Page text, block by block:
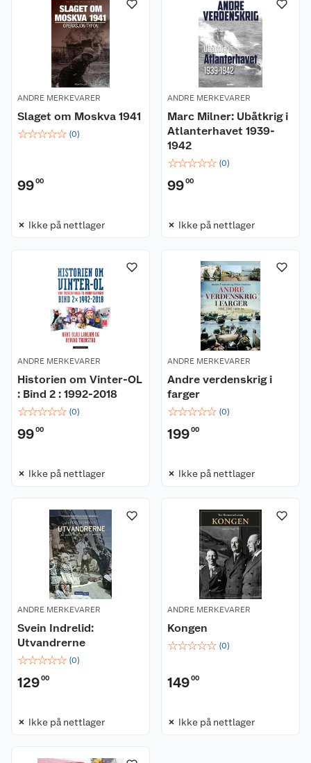
ANDRE MERKEVARER
Slaget om Moskva 1941
☆☆☆☆☆ (0)
9900
Ikke på nettlager
ANDRE MERKEVARER
Marc Milner: Ubåtkrig i
Atlanterhavet 1939-
1942
☆☆☆☆☆ (0)
9900
Ikke på nettlager
ANDRE MERKEVARER
Historien om Vinter-OL
: Bind 2 : 1992-2018
☆☆☆☆☆ (0)
9900
Ikke på nettlager
ANDRE MERKEVARER
Andre verdenskrig i
farger
☆☆☆☆☆ (0)
19900
Ikke på nettlager
ANDRE MERKEVARER
Svein Indrelid:
Utvandrerne
☆☆☆☆☆ (0)
12900
Ikke på nettlager
ANDRE MERKEVARER
Kongen
☆☆☆☆☆ (0)
14900
Ikke på nettlager
Kundeservice
Angre- og returrett